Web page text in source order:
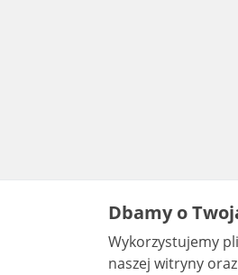
Dbamy o
Wykorzystujemy
naszej witryny oraz